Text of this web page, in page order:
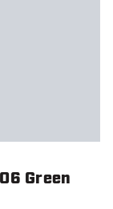
Green